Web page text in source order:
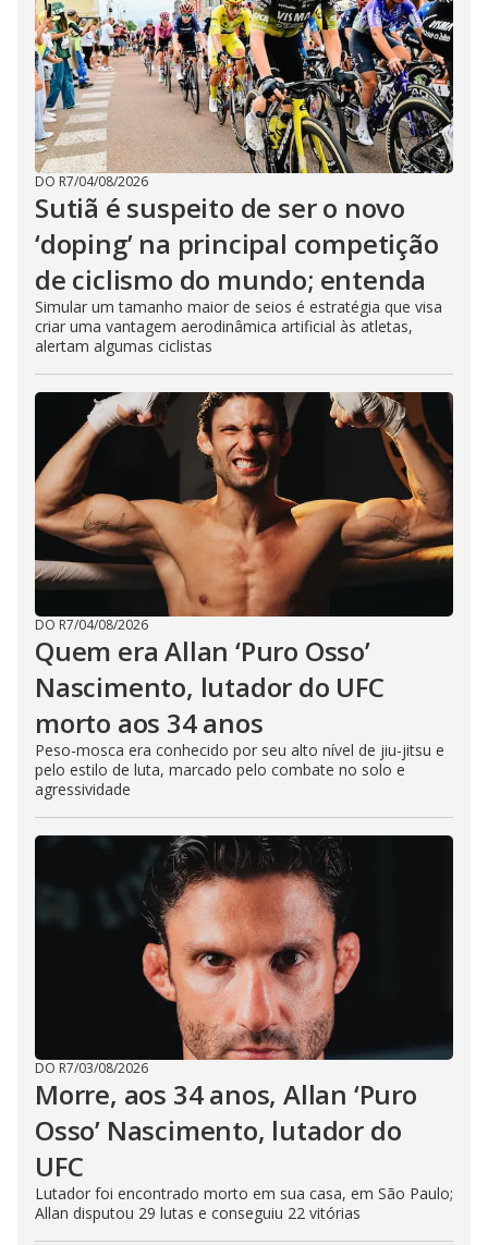
DO R7/04/08/2026
Sutiã é suspeito de ser o novo
‘doping’ na principal competição
de ciclismo do mundo; entenda
Simular um tamanho maior de seios é estratégia que visa
criar uma vantagem aerodinâmica artificial às atletas,
alertam algumas ciclistas
DO R7/04/08/2026
Quem era Allan ‘Puro Osso’
Nascimento, lutador do UFC
morto aos 34 anos
Peso-mosca era conhecido por seu alto nível de jiu-jitsu e
pelo estilo de luta, marcado pelo combate no solo e
agressividade
DO R7/03/08/2026
Morre, aos 34 anos, Allan ‘Puro
Osso’ Nascimento, lutador do
UFC
Lutador foi encontrado morto em sua casa, em São Paulo;
Allan disputou 29 lutas e conseguiu 22 vitórias